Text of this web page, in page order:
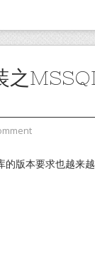
之
版本要求也越来